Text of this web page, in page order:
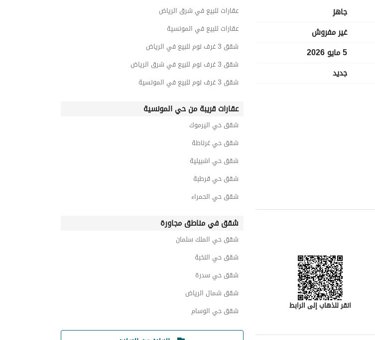
جاهز
غير مفروش
5 مايو 2026
جديد
انقر للذهاب إلى الرابط
عقارات للبيع في شرق الرياض
عقارات للبيع في المونسية
شقق 3 غرف نوم للبيع في الرياض
شقق 3 غرف نوم للبيع في شرق الرياض
شقق 3 غرف نوم للبيع في المونسية
عقارات قريبة من حي المونسية
شقق حي اليرموك
شقق حي غرناطة
شقق حي اشبيلية
شقق حي قرطبة
شقق حي الحمراء
شقق في مناطق مجاورة
شقق حي الملك سلمان
شقق حي النخبة
شقق حي سدرة
شقق شمال الرياض
شقق حي الوسام